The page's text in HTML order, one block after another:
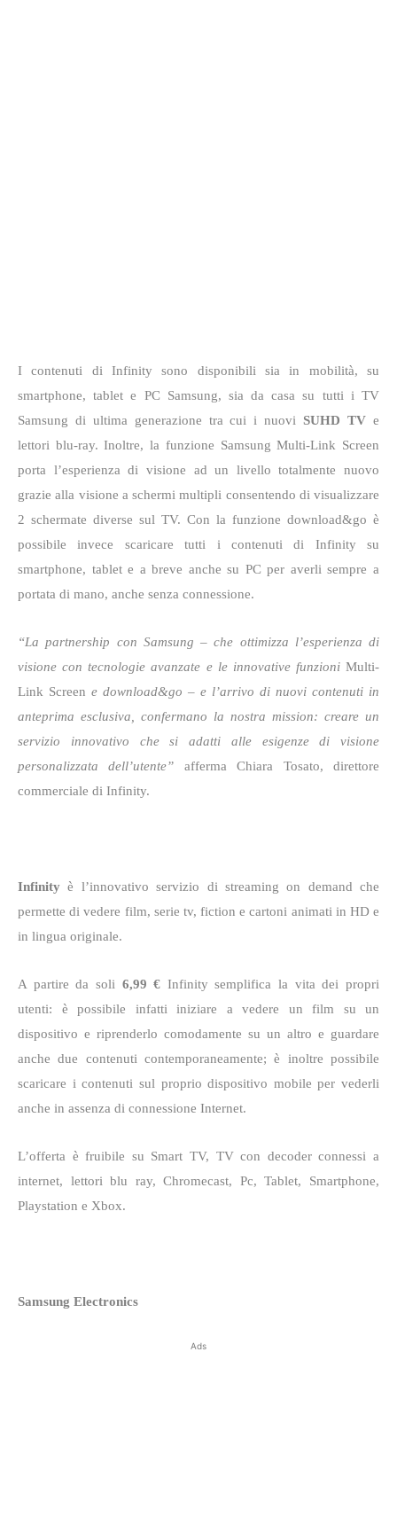
I contenuti di Infinity sono disponibili sia in mobilità, su
smartphone, tablet e PC Samsung, sia da casa su tutti i TV
Samsung di ultima generazione tra cui i nuoviSUHD TV e
lettori blu-ray. Inoltre, la funzione Samsung Multi-Link Screen
porta l’esperienza di visione ad un livello totalmente nuovo
grazie alla visione a schermi multipli consentendo di visualizzare
2 schermate diverse sul TV. Con la funzione download&go è
possibile invece scaricare tutti i contenuti di Infinity su
smartphone, tablet e a breve anche su PC per averli sempre a
portata di mano, anche senza connessione.
“La partnership con Samsung – che ottimizza l’esperienza di
visione con tecnologie avanzate e le innovative funzioni Multi-
Link Screen e download&go – e l’arrivo di nuovi contenuti in
anteprima esclusiva, confermano la nostra mission: creare un
servizio innovativo che si adatti alle esigenze di visione
personalizzata dell’utente” afferma Chiara Tosato, direttore
commerciale di Infinity.
Infinity è l’innovativo servizio di streaming on demand che
permette di vedere film, serie tv, fiction e cartoni animati in HD e
in lingua originale.
A partire da soli 6,99 € Infinity semplifica la vita dei propri
utenti: è possibile infatti iniziare a vedere un film su un
dispositivo e riprenderlo comodamente su un altro e guardare
anche due contenuti contemporaneamente; è inoltre possibile
scaricare i contenuti sul proprio dispositivo mobile per vederli
anche in assenza di connessione Internet.
L’offerta è fruibile su Smart TV, TV con decoder connessi a
internet, lettori blu ray, Chromecast, Pc, Tablet, Smartphone,
Playstation e Xbox.
Samsung Electronics
Ads